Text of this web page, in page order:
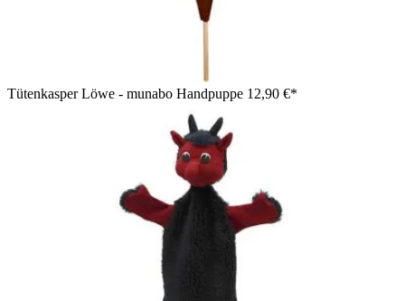
Tütenkasper Löwe - munabo Handpuppe 12,90 €*